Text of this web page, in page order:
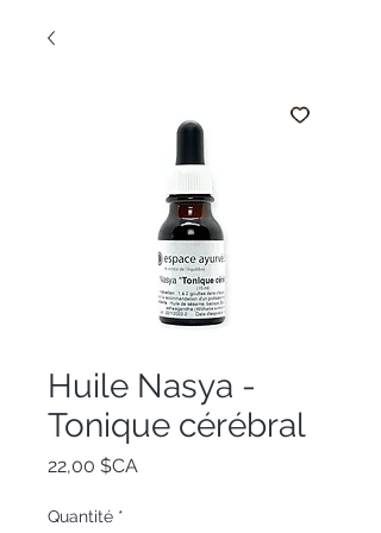
Huile Nasya -
Tonique cérébral
22,00 $CA
Quantité *